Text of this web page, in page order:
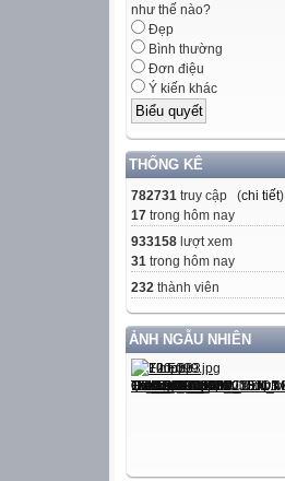
như thế nào?
Đẹp
Bình thường
Đơn điệu
Ý kiến khác
THỐNG KÊ
782731 truy cập (chi tiết)
17 trong hôm nay
933158 lượt xem
31 trong hôm nay
232 thành viên
ẢNH NGẪU NHIÊN